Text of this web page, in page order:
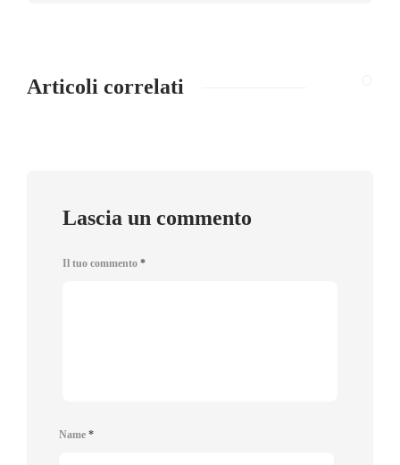
Articoli correlati
Lascia un commento
Il tuo commento *
Name *